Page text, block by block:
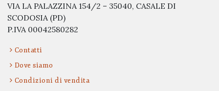
VIA LA PALAZZINA 154/2 – 35040, CASALE DI
SCODOSIA (PD)
P.IVA 00042580282
Contatti
Dove siamo
Condizioni di vendita